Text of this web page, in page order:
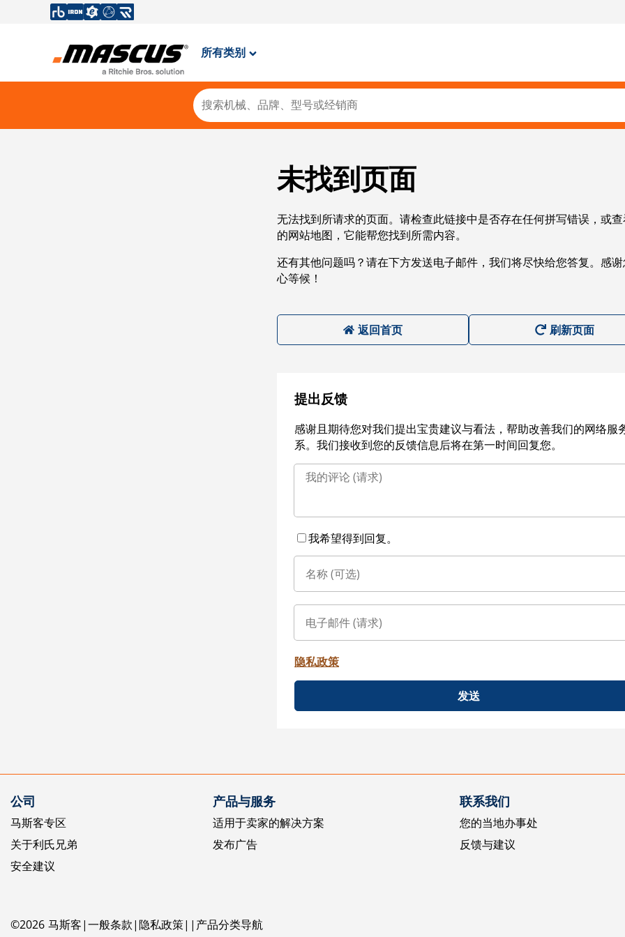
所有类别
未找到页面
无法找到所请求的页面。请检查此链接中是否存在任何拼写错误，或
的网站地图，它能帮您找到所需内容。
还有其他问题吗？请在下方发送电子邮件，我们将尽快给您答复。感
心等候！
返回首页 刷新页面
提出反馈
感谢且期待您对我们提出宝贵建议与看法，帮助改善我们的网络服
系。我们接收到您的反馈信息后将在第一时间回复您。
我希望得到回复。
隐私政策
发送
公司
马斯客专区
关于利氏兄弟
安全建议
产品与服务
适用于卖家的解决方案
发布广告
联系我们
您的当地办事处
反馈与建议
©2026 马斯客 一般条款 隐私政策 产品分类导航